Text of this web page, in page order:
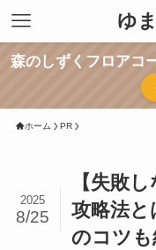
ゆ
森のしずくフロアコ
ホーム PR
【失敗
攻略法と
のコツも
2025
8/25